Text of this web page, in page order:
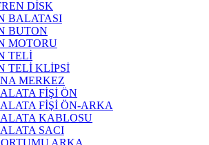
DİSK
BALATASI
BUTON
MOTORU
TELİ
TELİ KLİPSİ
MERKEZ
FİŞİ ÖN
FİŞİ ÖN-ARKA
KABLOSU
SACI